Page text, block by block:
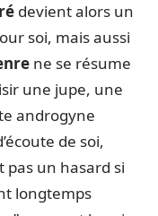
devient alors un
soi, mais aussi
ne se résume
une jupe, une
androgyne
de soi,
pas un hasard si
longtemps